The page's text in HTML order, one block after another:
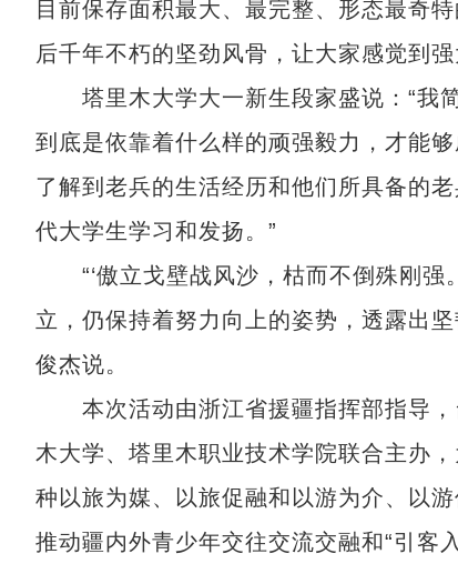
目前保存面积最大、最完整、形态最奇
后千年不朽的坚劲风骨，让大家感觉到
塔里木大学大一新生段家盛说：“我简
到底是依靠着什么样的顽强毅力，才能
了解到老兵的生活经历和他们所具备的
代大学生学习和发扬。”
“‘傲立戈壁战风沙，枯而不倒殊刚强
立，仍保持着努力向上的姿势，透露出
俊杰说。
本次活动由浙江省援疆指挥部指导，
木大学、塔里木职业技术学院联合主办
种以旅为媒、以旅促融和以游为介、以
推动疆内外青少年交往交流交融和“引客